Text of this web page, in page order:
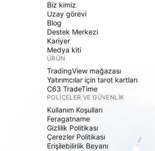
Biz kimiz
Uzay görevi
Blog
Destek Merkezi
Kariyer
Medya kiti
ÜRÜN
TradingView mağazası
Yatırımcılar için tarot kartları
C63 TradeTime
POLIÇELER VE GÜVENLIK
Kullanım Koşulları
Feragatname
Gizlilik Politikası
Çerezler Politikası
Erişilebilirlik Beyanı